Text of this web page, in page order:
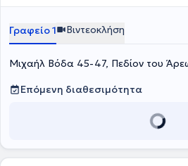
οποίο οι συστημικοί θεραπευτές
επαγγελματική τους ταυτότητα και τις
Γραφείο 1 Βιντεοκλήση
Μιχαήλ Βόδα 45-47, Πεδίον του
Επόμενη διαθεσιμότητα